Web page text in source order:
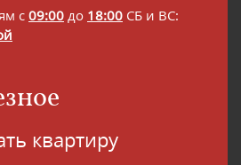
с 09:00 до 18:00 СБ и ВС:
квартиру